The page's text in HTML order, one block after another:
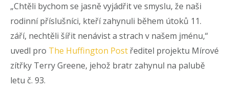
„Chtěli bychom se jasně vyjádřit ve smyslu, že naši
rodinní příslušníci, kteří zahynuli během útoků 11.
září, nechtěli šířit nenávist a strach v našem jménu,“
uvedl pro The Huffington Post ředitel projektu Mírové
zítřky Terry Greene, jehož bratr zahynul na palubě
letu č. 93.